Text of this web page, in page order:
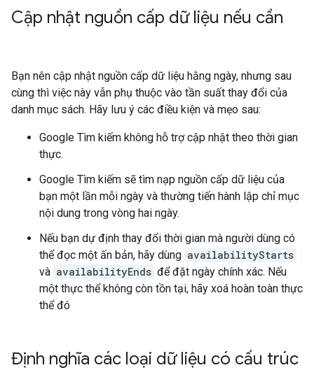
Cập nhật nguồn cấp dữ liệu nếu cần
Bạn nên cập nhật nguồn cấp dữ liệu hằng ngày, nhưng sau
cùng thì việc này vẫn phụ thuộc vào tần suất thay đổi của
danh mục sách. Hãy lưu ý các điều kiện và mẹo sau:
Google Tìm kiếm không hỗ trợ cập nhật theo thời gian
thực.
Google Tìm kiếm sẽ tìm nạp nguồn cấp dữ liệu của
bạn một lần mỗi ngày và thường tiến hành lập chỉ mục
nội dung trong vòng hai ngày.
Nếu bạn dự định thay đổi thời gian mà người dùng có
thể đọc một ấn bản, hãy dùng availabilityStarts
và availabilityEnds để đặt ngày chính xác. Nếu
một thực thể không còn tồn tại, hãy xoá hoàn toàn thực
thể đó
Định nghĩa các loại dữ liệu có cấu trúc